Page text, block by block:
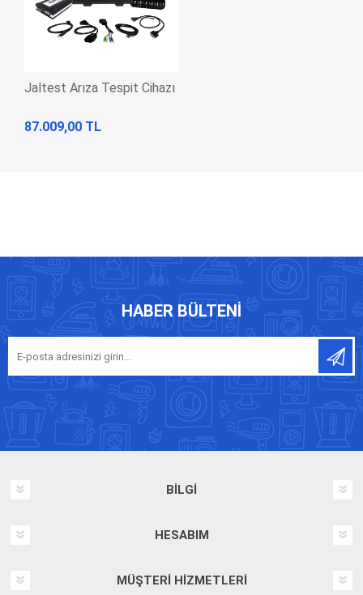
Jaltest Arıza Tespit Cihazı
87.009,00 TL
HABER BÜLTENI
BILGI
HESABIM
MÜŞTERI HIZMETLERI